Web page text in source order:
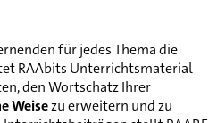
für jedes Thema die
RAAbits Unterrichtsmaterial
den Wortschatz Ihrer
Weisezu erweitern und zu